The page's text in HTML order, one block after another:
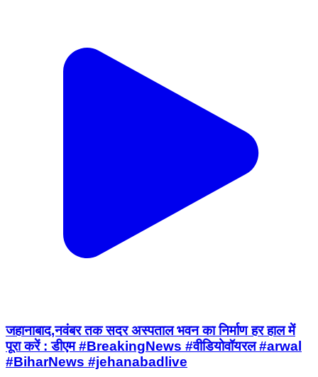
जहानाबाद,नवंबर तक सदर अस्पताल भवन का निर्माण हर हाल में
पूरा करें : डीएम #BreakingNews #वीडियोवॉयरल #arwal
#BiharNews #jehanabadlive